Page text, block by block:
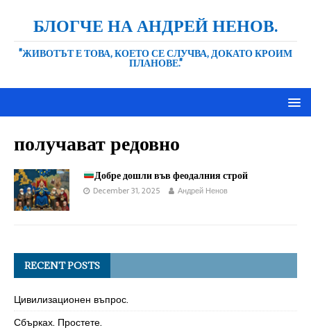
БЛОГЧЕ НА АНДРЕЙ НЕНОВ.
"ЖИВОТЪТ Е ТОВА, КОЕТО СЕ СЛУЧВА, ДОКАТО КРОИМ
ПЛАНОВЕ."
получават редовно
Добре дошли във феодалния строй
December 31, 2025 Андрей Ненов
RECENT POSTS
Цивилизационен въпрос.
Сбърках. Простете.